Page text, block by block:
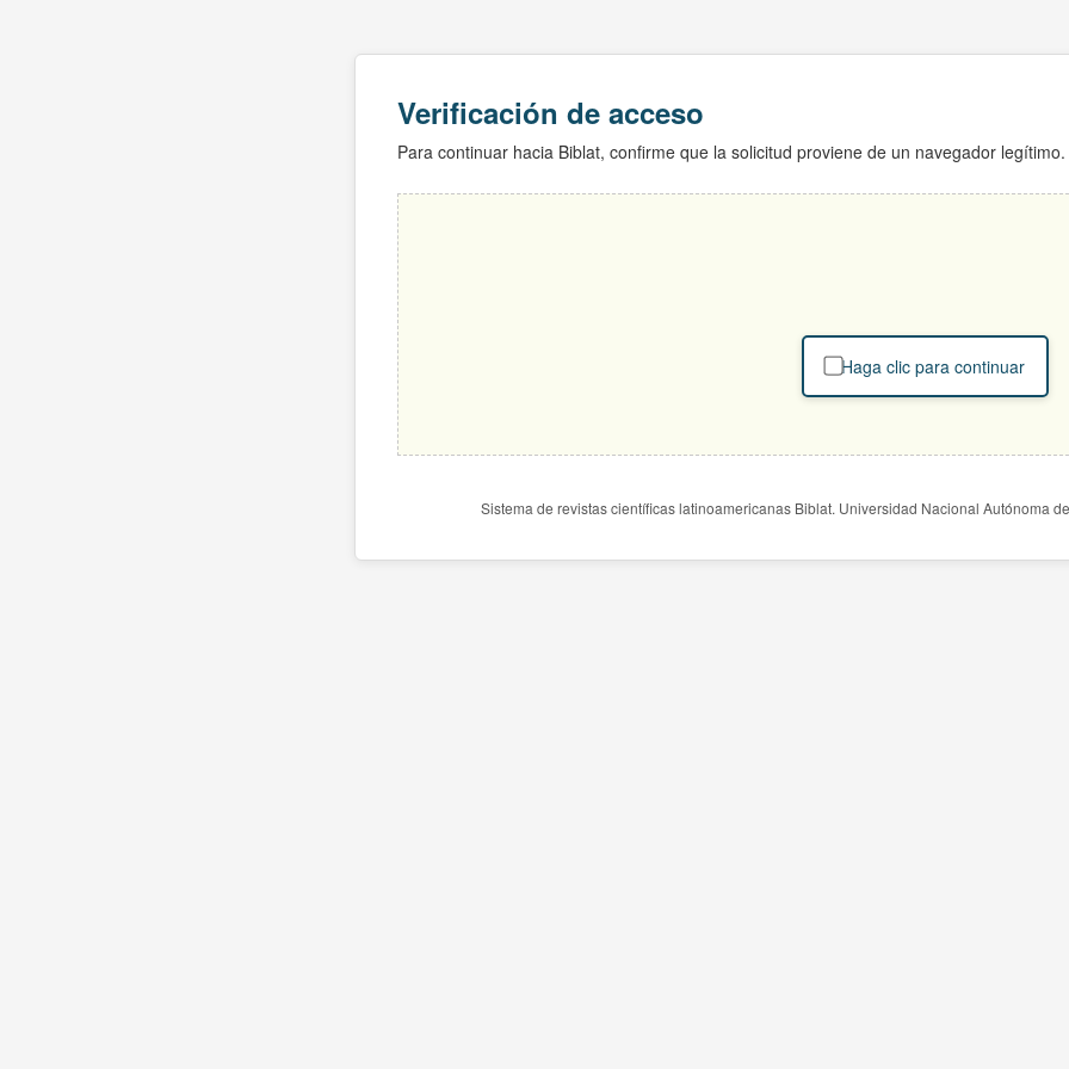
Verificación de acceso
Para continuar hacia Biblat, confirme que la solicitud proviene de un navegador legítimo.
Haga clic para continuar
Sistema de revistas científicas latinoamericanas Biblat. Universidad Nacional Autónoma